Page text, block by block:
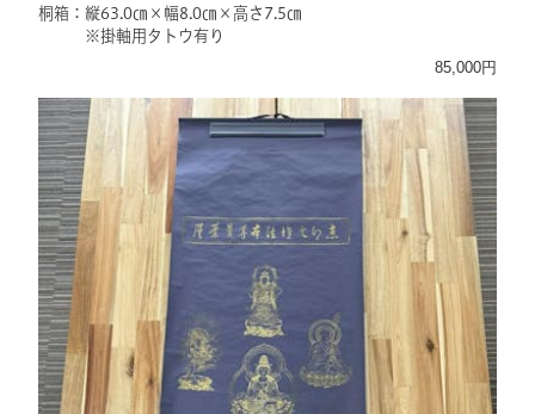
桐箱：縦63.0㎝×幅8.0㎝×高さ7.5㎝
※掛軸用タトウ有り
85,000円